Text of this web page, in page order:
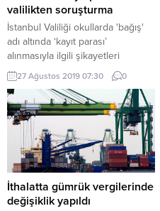
valilikten soruşturma
İstanbul Valiliği okullarda 'bağış'
adı altında ‘kayıt parası’
alınmasıyla ilgili şikayetleri
hatırlatarak, konuyla ilgili 55
inceleme/soruşturma başlatıldığını
duyurdu. Buna göre,
incelemelerden 7’si
sonuçlandırılırken, 3 idareciye
‘idarecilik görevinin alınması’
teklifi getirildi.
27 Ağustos 2019 07:30 0
İthalatta gümrük vergilerinde
değişiklik yapıldı